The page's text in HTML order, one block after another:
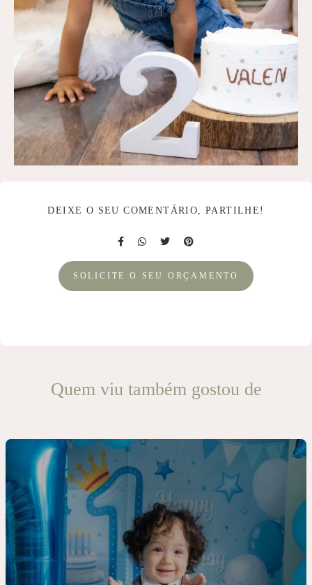
DEIXE O SEU COMENTÁRIO, PARTILHE!
SOLICITE O SEU ORÇAMENTO
Quem viu também gostou de